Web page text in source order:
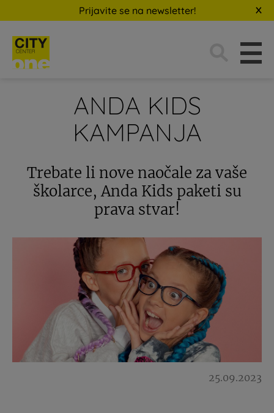
Prijavite se na newsletter!
ANDA KIDS
KAMPANJA
Trebate li nove naočale za vaše
školarce, Anda Kids paketi su
prava stvar!
25.09.2023